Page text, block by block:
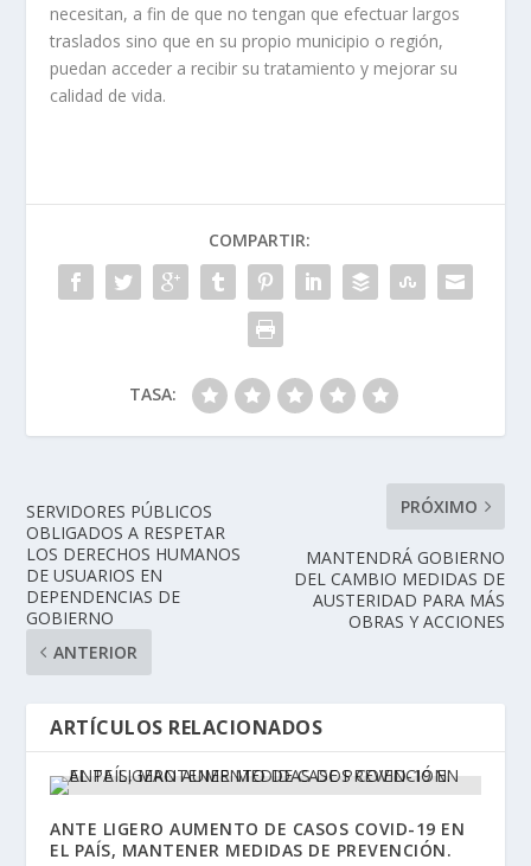
necesitan, a fin de que no tengan que efectuar largos
traslados sino que en su propio municipio o región,
puedan acceder a recibir su tratamiento y mejorar su
calidad de vida.
COMPARTIR:
TASA:
SERVIDORES PÚBLICOS
OBLIGADOS A RESPETAR
LOS DERECHOS HUMANOS
DE USUARIOS EN
DEPENDENCIAS DE
GOBIERNO
ANTERIOR
PRÓXIMO
MANTENDRÁ GOBIERNO
DEL CAMBIO MEDIDAS DE
AUSTERIDAD PARA MÁS
OBRAS Y ACCIONES
ARTÍCULOS RELACIONADOS
ANTE LIGERO AUMENTO DE CASOS COVID-19 EN
EL PAÍS, MANTENER MEDIDAS DE PREVENCIÓN.